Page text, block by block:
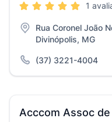
1
Rua Coronel João
Divinópolis, MG
(37) 3221-4004
Acccom Assoc